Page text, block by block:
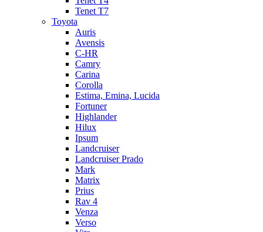
Tenet T7
Toyota
Auris
Avensis
C-HR
Camry
Carina
Corolla
Estima, Emina, Lucida
Fortuner
Highlander
Hilux
Ipsum
Landcruiser
Landcruiser Prado
Mark
Matrix
Prius
Rav 4
Venza
Verso